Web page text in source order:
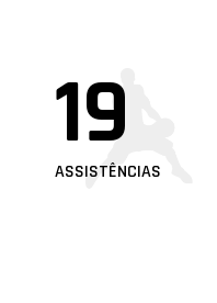
19
ASSISTÊNCIAS